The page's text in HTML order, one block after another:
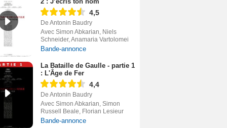
4,5
De Antonin Baudry
Avec Simon Abkarian, Niels
Schneider, Anamaria Vartolomei
Bande-annonce
La Bataille de Gaulle - partie 1
: L'Âge de Fer
4,4
De Antonin Baudry
Avec Simon Abkarian, Simon
Russell Beale, Florian Lesieur
Bande-annonce